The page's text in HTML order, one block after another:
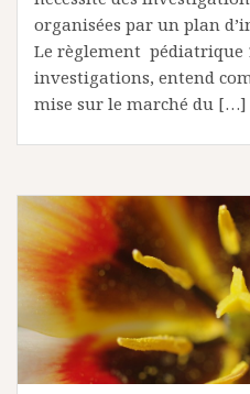
organisées par un plan
Le règlement pédiatrique
investigations, entend
mise sur le marché du […]